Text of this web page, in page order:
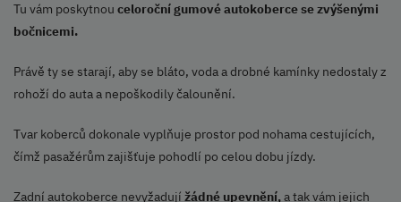
Tu vám poskytnou celoroční gumové autokoberce se zvýšenými
bočnicemi.
Právě ty se starají, aby se bláto, voda a drobné kamínky nedostaly z
rohoží do auta a nepoškodily čalounění.
Tvar koberců dokonale vyplňuje prostor pod nohama cestujících,
čímž pasažérům zajišťuje pohodlí po celou dobu jízdy.
Zadní autokoberce nevyžadují žádné upevnění,a tak vám jejich